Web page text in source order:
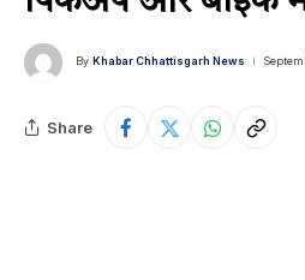
By Khabar Chhattisgarh News
Share